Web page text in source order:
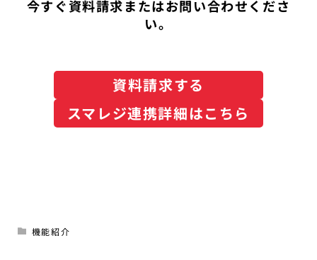
今すぐ資料請求またはお問い合わせくださ
い。
資料請求する
スマレジ連携詳細はこちら
機能紹介